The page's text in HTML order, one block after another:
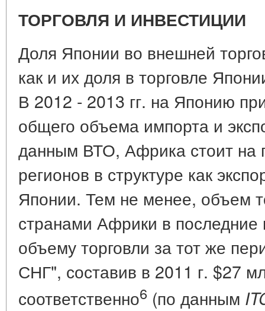
ТОРГОВЛЯ И ИНВЕСТИЦИИ
Доля Японии во внешней
как и их доля в торговле
В 2012 - 2013 гг. на Японию
общего объема импорта и
данным ВТО, Африка стоит на
регионов в структуре как
Японии. Тем не менее, объем
странами Африки в последние
объему торговли за тот же
СНГ", составив в 2011 г. $27
соответственно6 (по данным